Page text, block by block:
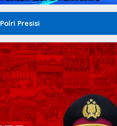
Polri Presisi